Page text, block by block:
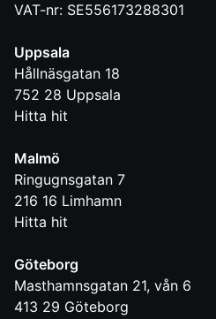
VAT-nr: SE556173288301
Uppsala
Hållnäsgatan 18
752 28 Uppsala
Hitta hit
Malmö
Ringugnsgatan 7
216 16 Limhamn
Hitta hit
Göteborg
Masthamnsgatan 21, vån 6
413 29 Göteborg